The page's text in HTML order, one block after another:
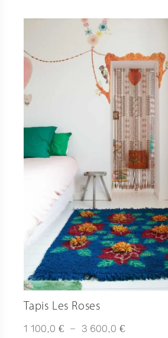
Tapis Les Roses
1 100,0 € – 3 600,0 €Plage